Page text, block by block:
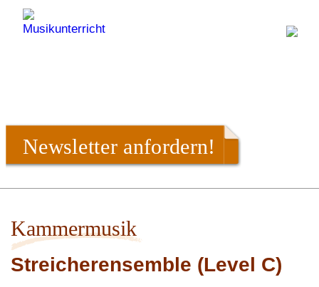
Newsletter anfordern!
Kammermusik
Streicherensemble (Level C)